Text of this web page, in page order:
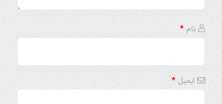
نام*
ایمیل*